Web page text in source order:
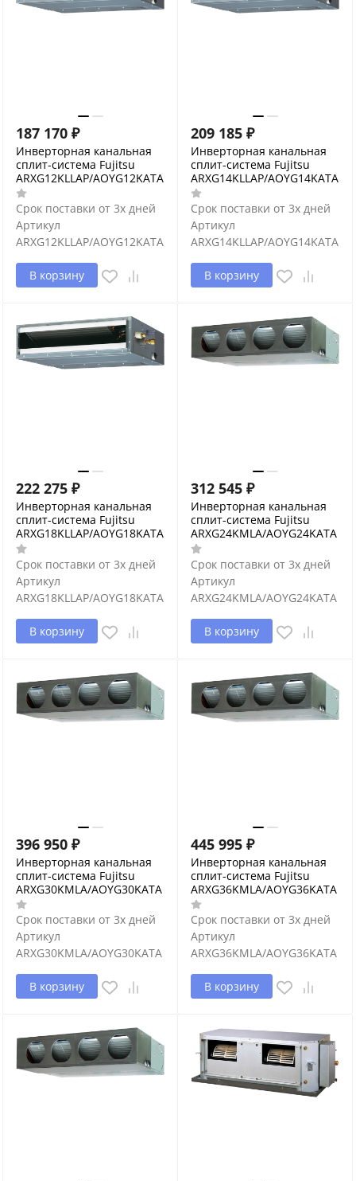
187 170 ₽
Инверторная канальная
сплит-система Fujitsu
ARXG12KLLAP/AOYG12KATA
Срок поставки от 3х дней
Артикул
ARXG12KLLAP/AOYG12KATA
В корзину
209 185 ₽
Инверторная канальная
сплит-система Fujitsu
ARXG14KLLAP/AOYG14KATA
Срок поставки от 3х дней
Артикул
ARXG14KLLAP/AOYG14KATA
В корзину
222 275 ₽
Инверторная канальная
сплит-система Fujitsu
ARXG18KLLAP/AOYG18KATA
Срок поставки от 3х дней
Артикул
ARXG18KLLAP/AOYG18KATA
В корзину
312 545 ₽
Инверторная канальная
сплит-система Fujitsu
ARXG24KMLA/AOYG24KATA
Срок поставки от 3х дней
Артикул
ARXG24KMLA/AOYG24KATA
В корзину
396 950 ₽
Инверторная канальная
сплит-система Fujitsu
ARXG30KMLA/AOYG30KATA
Срок поставки от 3х дней
Артикул
ARXG30KMLA/AOYG30KATA
В корзину
445 995 ₽
Инверторная канальная
сплит-система Fujitsu
ARXG36KMLA/AOYG36KATA
Срок поставки от 3х дней
Артикул
ARXG36KMLA/AOYG36KATA
В корзину